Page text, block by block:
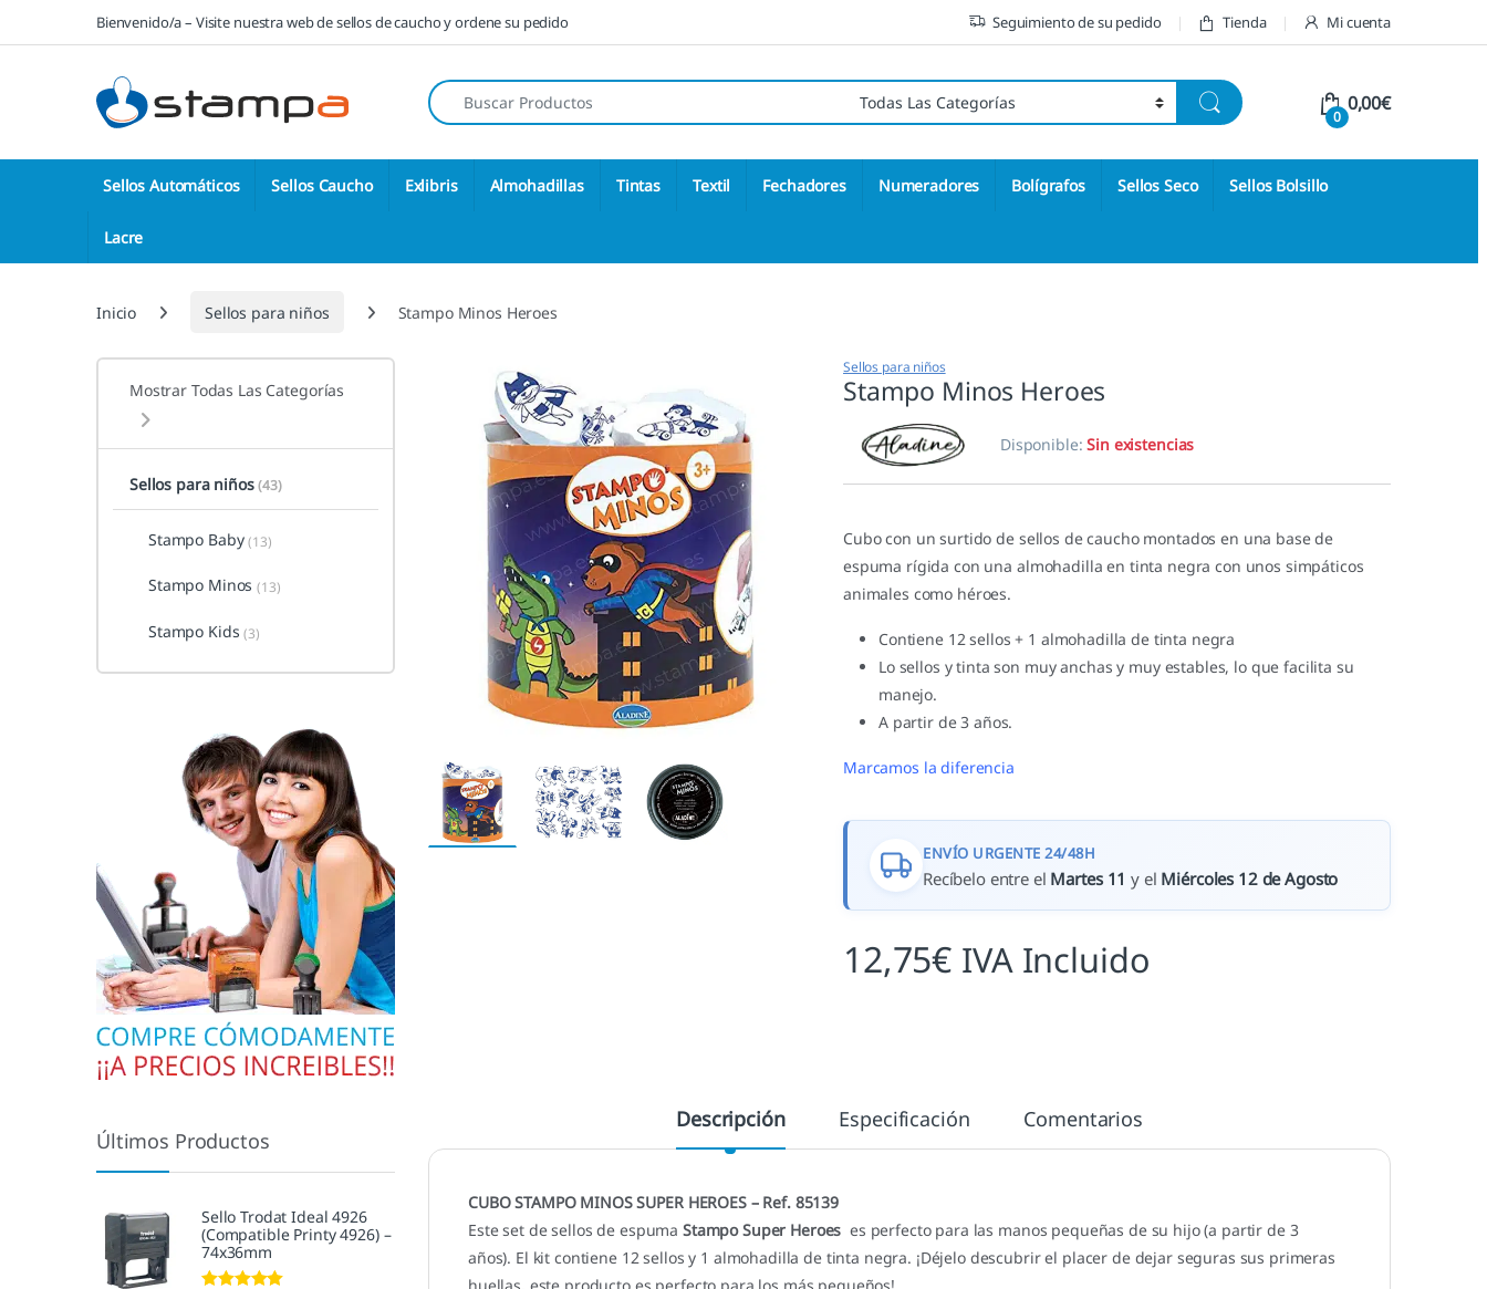
Saltar a la navegación
Saltar al contenidoBienvenido/a – Visite nuestra web de sellos de caucho y ordene su pedido Seguimiento de su pedido Tienda Mi cuenta
Búsqueda de:
0
0,00€
Sellos Automáticos Sellos Caucho Exlibris Almohadillas Tintas Textil Fechadores Numeradores Bolígrafos Sellos Seco Sellos Bolsillo
Lacre
Inicio Sellos para niños Stampo Minos Heroes
Sellos para niños
Stampo Minos Heroes
Disponible:Sin existencias
Cubo con un surtido de sellos de caucho montados en una base de
espuma rígida con una almohadilla en tinta negra con unos simpáticos
animales como héroes.
Contiene 12 sellos + 1 almohadilla de tinta negra
Lo sellos y tinta son muy anchas y muy estables, lo que facilita su
manejo.
A partir de 3 años.
Marcamos la diferencia
ENVÍO URGENTE 24/48H
Recíbelo entre el Martes 11 y el Miércoles 12 de Agosto
12,75€ IVA Incluido
Descripción Especificación Comentarios
CUBO STAMPO MINOS SUPER HEROES – Ref. 85139
Este set de sellos de espuma Stampo Super Heroes es perfecto para las manos pequeñas de su hijo (a partir de 3
años). El kit contiene 12 sellos y 1 almohadilla de tinta negra. ¡Déjelo descubrir el placer de dejar seguras sus primeras
Mostrar Todas Las Categorías
Sellos para niños(43)
Stampo Baby (13)
Stampo Minos (13)
Stampo Kids (3)
Últimos Productos
Sello Trodat Ideal 4926
(Compatible Printy 4926) –
74x36mm